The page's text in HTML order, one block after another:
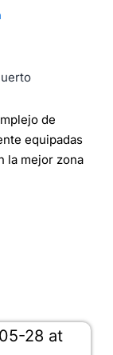
de
equipadas
la mejor zona